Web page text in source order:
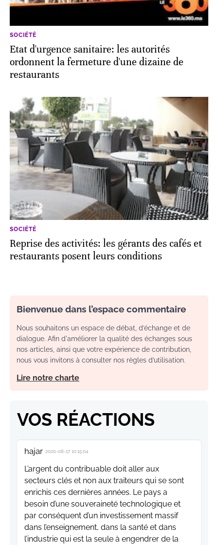
SOCIÉTÉ
Etat d'urgence sanitaire: les autorités
ordonnent la fermeture d'une dizaine de
restaurants
SOCIÉTÉ
Reprise des activités: les gérants des cafés et
restaurants posent leurs conditions
Bienvenue dans l’espace commentaire
Nous souhaitons un espace de débat, d’échange et de
dialogue. Afin d'améliorer la qualité des échanges sous
nos articles, ainsi que votre expérience de contribution,
nous vous invitons à consulter nos règles d’utilisation.
Lire notre charte
VOS RÉACTIONS
hajar 2020-08-17 10:15:04
L’argent du contribuable doit aller aux
secteurs clés et non aux traiteurs qui se sont
enrichis ces dernières années. Le pays a
besoin d’une souveraineté technologique et
par conséquent d’un investissement massif
dans l’enseignement, dans la santé et dans
l’industrie qui est la seule à engendrer de la